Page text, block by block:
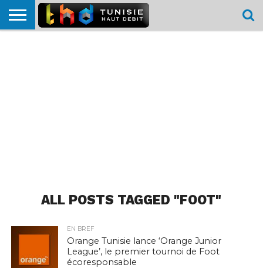
ALL POSTS TAGGED "FOOT"
EN BREF
Orange Tunisie lance ‘Orange Junior
League’, le premier tournoi de Foot
écoresponsable